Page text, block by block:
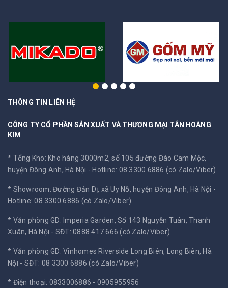
THÔNG TIN LIÊN HỆ
CÔNG TY CỔ PHẦN SẢN XUẤT VÀ THƯƠNG MẠI TÂN HOÀNG
KIM
* Tổng Kho: Kho hàng 3000m2, số 105 đường Đào Cam Mộc,
huyện Đông Anh, Hà Nội - Hotline: 08 3300 6886 (có Zalo/Viber)
* Showroom: Đường Đản Dị, xã Uy Nỗ, huyện Đông Anh, Hà Nội -
Hotline: 08 3300 6886 (có Zalo/Viber)
* Văn phòng GD: Imperia Garden, Số 143 Nguyễn Tuân, Thanh
Xuân, Hà Nội - SĐT: 0888 417 666 (có Zalo/Viber)
* Văn phòng GD: Vinhomes Riverside Long Biên, Long Biên, Hà
Nội - SĐT: 08 3300 6886 (có Zalo/Viber)
* Điện thoại: 0833006886 - 0905955956